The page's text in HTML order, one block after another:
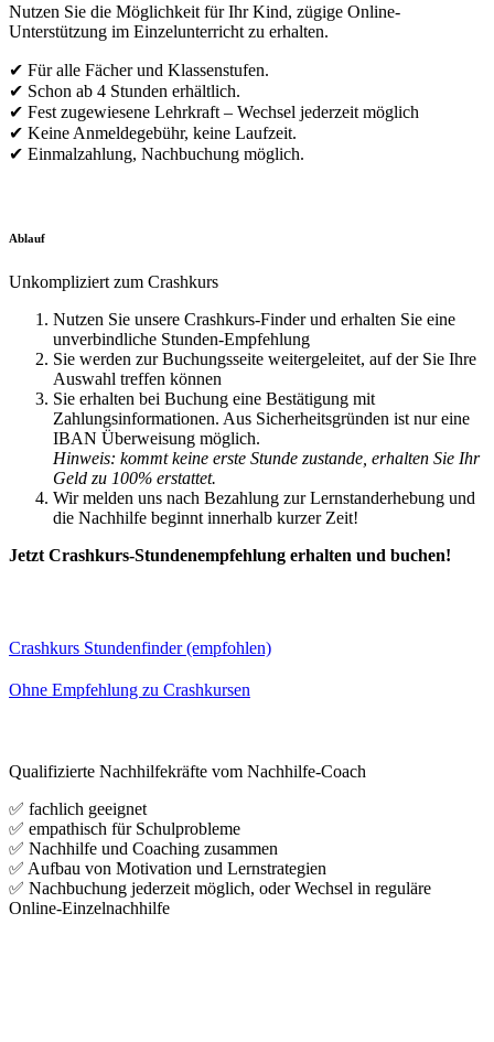
Nutzen Sie die Möglichkeit für Ihr Kind, zügige Online-
Unterstützung im Einzelunterricht zu erhalten.
✔ Für alle Fächer und Klassenstufen.
✔ Schon ab 4 Stunden erhältlich.
✔ Fest zugewiesene Lehrkraft – Wechsel jederzeit möglich
✔ Keine Anmeldegebühr, keine Laufzeit.
✔ Einmalzahlung, Nachbuchung möglich.
Ablauf
Unkompliziert zum Crashkurs
Nutzen Sie unsere Crashkurs-Finder und erhalten Sie eine
unverbindliche Stunden-Empfehlung
Sie werden zur Buchungsseite weitergeleitet, auf der Sie Ihre
Auswahl treffen können
Sie erhalten bei Buchung eine Bestätigung mit
Zahlungsinformationen. Aus Sicherheitsgründen ist nur eine
IBAN Überweisung möglich.
Hinweis: kommt keine erste Stunde zustande, erhalten Sie Ihr
Geld zu 100% erstattet.
Wir melden uns nach Bezahlung zur Lernstanderhebung und
die Nachhilfe beginnt innerhalb kurzer Zeit!
Jetzt Crashkurs-Stundenempfehlung erhalten und buchen!
Crashkurs Stundenfinder (empfohlen)
Ohne Empfehlung zu Crashkursen
Qualifizierte Nachhilfekräfte vom Nachhilfe-Coach
✅ fachlich geeignet
✅ empathisch für Schulprobleme
✅ Nachhilfe und Coaching zusammen
✅ Aufbau von Motivation und Lernstrategien
✅ Nachbuchung jederzeit möglich, oder Wechsel in reguläre
Online-Einzelnachhilfe